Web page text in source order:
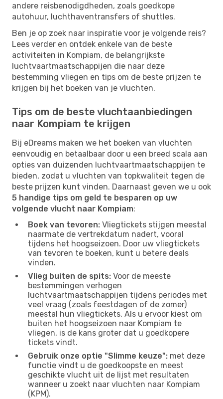
andere reisbenodigdheden, zoals goedkope
autohuur, luchthaventransfers of shuttles.
Ben je op zoek naar inspiratie voor je volgende reis?
Lees verder en ontdek enkele van de beste
activiteiten in Kompiam, de belangrijkste
luchtvaartmaatschappijen die naar deze
bestemming vliegen en tips om de beste prijzen te
krijgen bij het boeken van je vluchten.
Tips om de beste vluchtaanbiedingen
naar Kompiam te krijgen
Bij eDreams maken we het boeken van vluchten
eenvoudig en betaalbaar door u een breed scala aan
opties van duizenden luchtvaartmaatschappijen te
bieden, zodat u vluchten van topkwaliteit tegen de
beste prijzen kunt vinden. Daarnaast geven we u ook
5 handige tips om geld te besparen op uw
volgende vlucht naar Kompiam:
Boek van tevoren: Vliegtickets stijgen meestal
naarmate de vertrekdatum nadert, vooral
tijdens het hoogseizoen. Door uw vliegtickets
van tevoren te boeken, kunt u betere deals
vinden.
Vlieg buiten de spits: Voor de meeste
bestemmingen verhogen
luchtvaartmaatschappijen tijdens periodes met
veel vraag (zoals feestdagen of de zomer)
meestal hun vliegtickets. Als u ervoor kiest om
buiten het hoogseizoen naar Kompiam te
vliegen, is de kans groter dat u goedkopere
tickets vindt.
Gebruik onze optie "Slimme keuze": met deze
functie vindt u de goedkoopste en meest
geschikte vlucht uit de lijst met resultaten
wanneer u zoekt naar vluchten naar Kompiam
(KPM).